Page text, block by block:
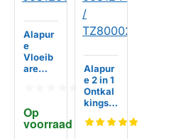
Op
voorraad
Alapur
e
Vloeib
are
kt voor
Neff
Alapur
e 2 in 1
Ontkal
kingsta
geschi